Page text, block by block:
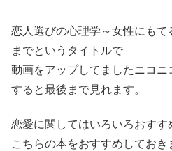
恋人選びの心理学～女性にも
までというタイトルで
動画をアップしてましたニコ
すると最後まで見れます。
恋愛に関してはいろいろおす
こちらの本をおすすめしておき